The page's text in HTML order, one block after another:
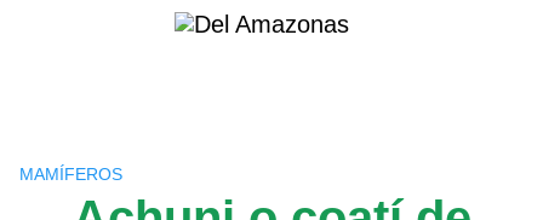
MAMÍFEROS